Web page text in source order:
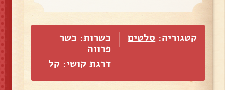
קטגוריה: סלטים
כשרות: כשר
פרווה
דרגת קושי: קל